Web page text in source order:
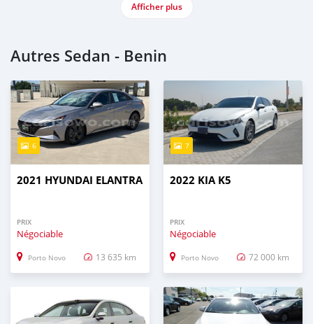
Afficher plus
Autres Sedan - Benin
6
2021 HYUNDAI ELANTRA
PRIX
Négociable
Porto Novo 13 635 km
7
2022 KIA K5
PRIX
Négociable
Porto Novo 72 000 km